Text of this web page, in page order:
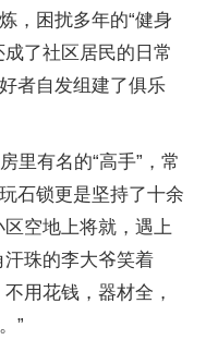
，困扰多年的“健身
了社区居民的日常
者自发组建了俱乐
里有名的“高手”，常
石锁更是坚持了十余
空地上将就，遇上
汗珠的李大爷笑着
用花钱，器材全，
”